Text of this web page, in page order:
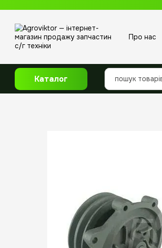
Про нас
Каталог